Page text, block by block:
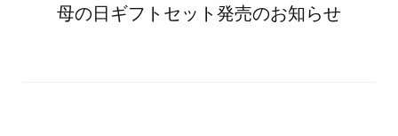
母の日ギフトセット発売のお知らせ